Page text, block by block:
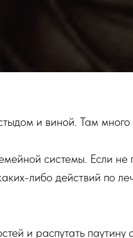
и виной. Там много
системы. Если не
либо действий по
и распутать